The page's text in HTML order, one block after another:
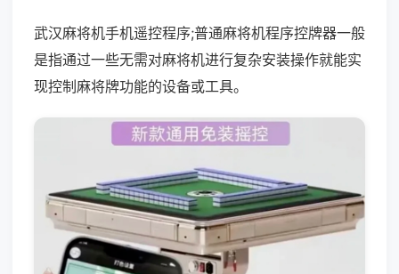
武汉麻将机手机遥控程序;普通麻将机程序控牌器一般
是指通过一些无需对麻将机进行复杂安装操作就能实
现控制麻将牌功能的设备或工具。